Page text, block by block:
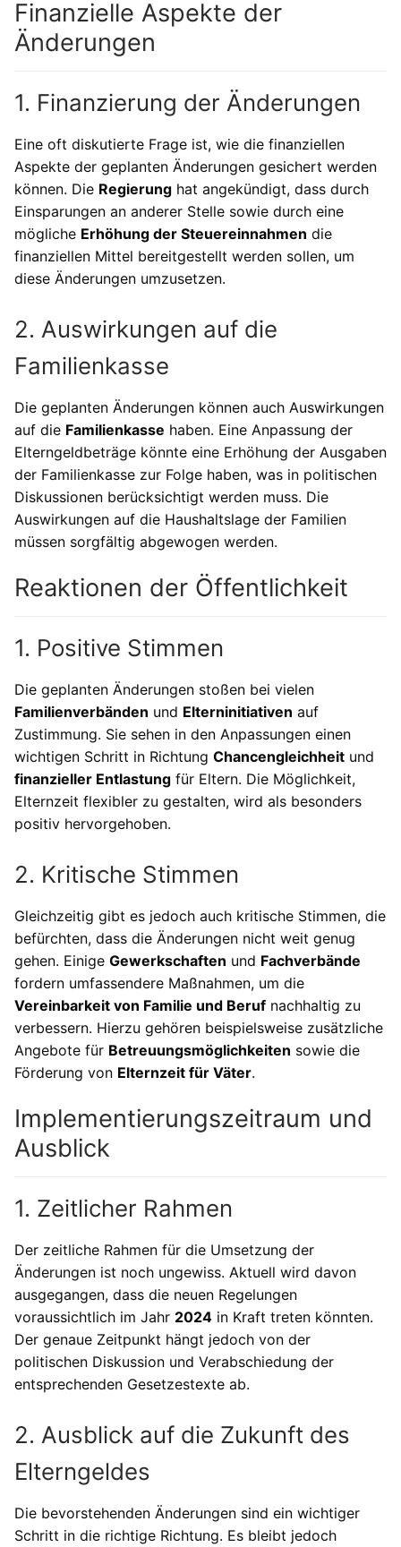
Finanzielle Aspekte der
Änderungen
1. Finanzierung der Änderungen
Eine oft diskutierte Frage ist, wie die finanziellen
Aspekte der geplanten Änderungen gesichert werden
können. Die Regierung hat angekündigt, dass durch
Einsparungen an anderer Stelle sowie durch eine
mögliche Erhöhung der Steuereinnahmen die
finanziellen Mittel bereitgestellt werden sollen, um
diese Änderungen umzusetzen.
2. Auswirkungen auf die
Familienkasse
Die geplanten Änderungen können auch Auswirkungen
auf die Familienkasse haben. Eine Anpassung der
Elterngeldbeträge könnte eine Erhöhung der Ausgaben
der Familienkasse zur Folge haben, was in politischen
Diskussionen berücksichtigt werden muss. Die
Auswirkungen auf die Haushaltslage der Familien
müssen sorgfältig abgewogen werden.
Reaktionen der Öffentlichkeit
1. Positive Stimmen
Die geplanten Änderungen stoßen bei vielen
Familienverbänden und Elterninitiativen auf
Zustimmung. Sie sehen in den Anpassungen einen
wichtigen Schritt in Richtung Chancengleichheit und
finanzieller Entlastung für Eltern. Die Möglichkeit,
Elternzeit flexibler zu gestalten, wird als besonders
positiv hervorgehoben.
2. Kritische Stimmen
Gleichzeitig gibt es jedoch auch kritische Stimmen, die
befürchten, dass die Änderungen nicht weit genug
gehen. Einige Gewerkschaften und Fachverbände
fordern umfassendere Maßnahmen, um die
Vereinbarkeit von Familie und Beruf nachhaltig zu
verbessern. Hierzu gehören beispielsweise zusätzliche
Angebote für Betreuungsmöglichkeiten sowie die
Förderung von Elternzeit für Väter.
Implementierungszeitraum und
Ausblick
1. Zeitlicher Rahmen
Der zeitliche Rahmen für die Umsetzung der
Änderungen ist noch ungewiss. Aktuell wird davon
ausgegangen, dass die neuen Regelungen
voraussichtlich im Jahr 2024 in Kraft treten könnten.
Der genaue Zeitpunkt hängt jedoch von der
politischen Diskussion und Verabschiedung der
entsprechenden Gesetzestexte ab.
2. Ausblick auf die Zukunft des
Elterngeldes
Die bevorstehenden Änderungen sind ein wichtiger
Schritt in die richtige Richtung. Es bleibt jedoch